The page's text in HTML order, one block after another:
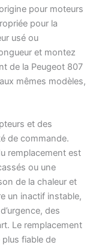
pour moteurs
pour la
usé ou
et montez
de la Peugeot 807
mêmes modèles,
et des
de commande.
remplacement est
ou une
de la chaleur et
un inactif instable,
des
Le remplacement
plus fiable de